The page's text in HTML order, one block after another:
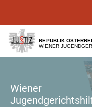
[1]
[2]
[3]
REPUBLIK
WIENER
Wiener